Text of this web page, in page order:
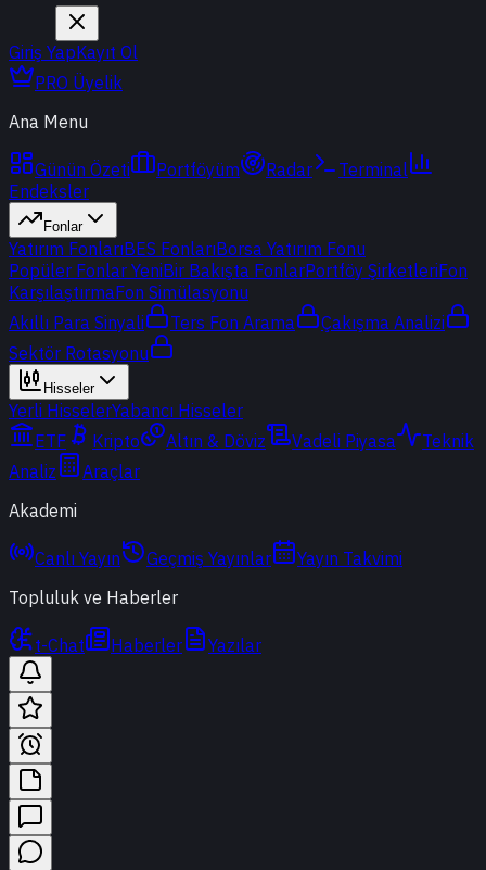
Giriş YapKayıt Ol
PRO Üyelik
Ana Menu
Günün Özeti Portföyüm Radar
Terminal
Endeksler
Fonlar
Yatırım FonlarıBES FonlarıBorsa Yatırım Fonu
Popüler Fonlar YeniBir Bakışta FonlarPortföy ŞirketleriFon
KarşılaştırmaFon Simülasyonu
Akıllı Para Sinyali
Ters Fon Arama
Çakışma Analizi
Sektör Rotasyonu
Hisseler
Yerli HisselerYabancı Hisseler
ETF
Kripto Altın & Döviz Vadeli Piyasa
Teknik
Analiz
Araçlar
Akademi
Canlı Yayın Geçmiş Yayınlar
Yayın Takvimi
Topluluk ve Haberler
t-Chat Haberler Yazılar